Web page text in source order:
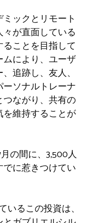
ックとリモート
が直面している
ことを目指して
により、ユーザ
追跡し、友人、
ソナルトレーナ
ながり、共有の
維持することが
の間に、3,500人
に惹きつけてい
るこの投資は、